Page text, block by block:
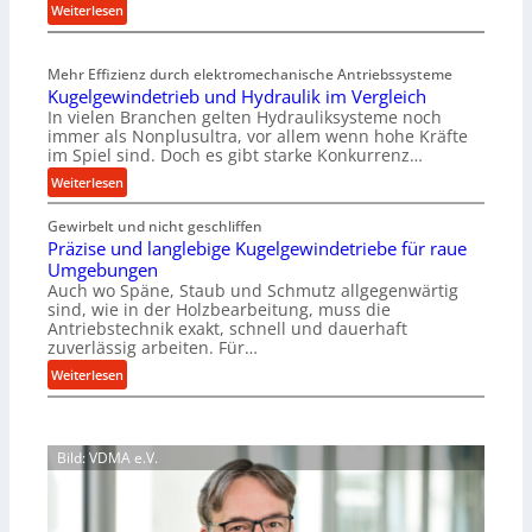
s
t
i
g
e
r
t
U
t
z
u
n
d
A
f
t
Weiterlesen:
M
h
r
A
r
b
e
t
s
l
o
s
e
w
i
Mehr Effizienz durch elektromechanische Antriebssysteme
Kugelgewindetrieb und Hydraulik im Vergleich
In vielen Branchen gelten Hydrauliksysteme noch
immer als Nonplusultra, vor allem wenn hohe Kräfte
im Spiel sind. Doch es gibt starke Konkurrenz…
Weiterlesen:
K
u
g
e
l
g
e
w
i
e
t
Gewirbelt und nicht geschliffen
Präzise und langlebige Kugelgewindetriebe für raue
Umgebungen
Auch wo Späne, Staub und Schmutz allgegenwärtig
sind, wie in der Holzbearbeitung, muss die
Antriebstechnik exakt, schnell und dauerhaft
zuverlässig arbeiten. Für…
Weiterlesen:
P
z
Bild: VDMA e.V.